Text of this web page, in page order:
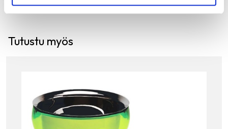
Tutustu myös